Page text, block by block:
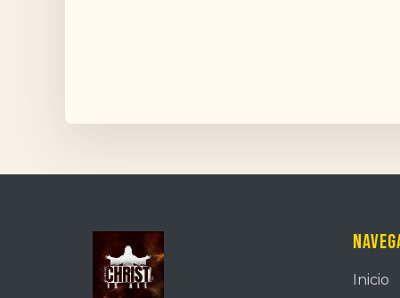
Inicio